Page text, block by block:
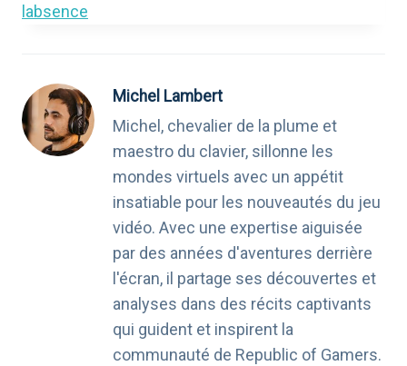
labsence
Michel Lambert
Michel, chevalier de la plume et
maestro du clavier, sillonne les
mondes virtuels avec un appétit
insatiable pour les nouveautés du jeu
vidéo. Avec une expertise aiguisée
par des années d'aventures derrière
l'écran, il partage ses découvertes et
analyses dans des récits captivants
qui guident et inspirent la
communauté de Republic of Gamers.